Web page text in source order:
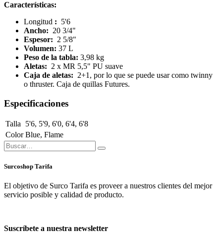
Características:
Longitud : 5'6
Ancho: 20 3/4"
Espesor: 2 5/8"
Volumen: 37 L
Peso de la tabla: 3,98 kg
Aletas: 2 x MR 5,5" PU suave
Caja de aletas: 2+1, por lo que se puede usar como twinny
o thruster. Caja de quillas Futures.
Especificaciones
Talla 5'6, 5'9, 6'0, 6'4, 6'8
Color Blue, Flame
Surcoshop Tarifa
El objetivo de Surco Tarifa es proveer a nuestros clientes del mejor
servicio posible y calidad de producto.
Suscríbete a nuestra newsletter